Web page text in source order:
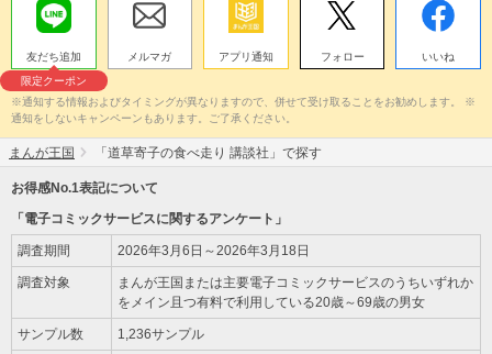
友だち追加
限定クーポン
メルマガ アプリ通知 フォロー いいね
※通知する情報およびタイミングが異なりますので、併せて受け取ることをお勧めします。 ※
通知をしないキャンペーンもあります。ご了承ください。
まんが王国 「道草寄子の食べ走り 講談社」で探す
お得感No.1表記について
「電子コミックサービスに関するアンケート」
調査期間 2026年3月6日～2026年3月18日
調査対象
まんが王国または主要電子コミックサービスのうちいずれか
をメイン且つ有料で利用している20歳～69歳の男女
サンプル数 1,236サンプル